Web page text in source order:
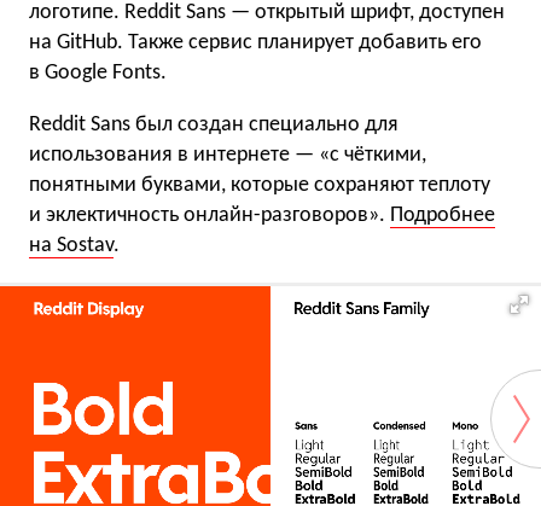
логотипе. Reddit Sans — открытый шрифт, доступен
на GitHub. Также сервис планирует добавить его
в Google Fonts.
Reddit Sans был создан специально для
использования в интернете — «с чёткими,
понятными буквами, которые сохраняют теплоту
и эклектичность онлайн-разговоров». Подробнее
на Sostav.